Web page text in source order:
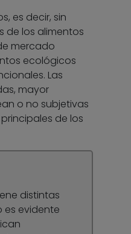
es decir, sin
de los alimentos
mercado
ecológicos
Las
mayor
o no subjetivas
de los
distintas
es evidente